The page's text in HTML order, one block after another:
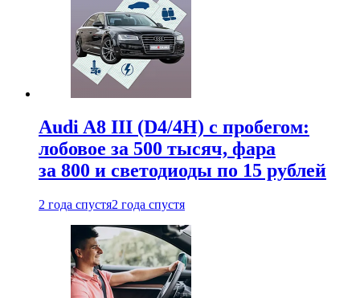
Audi A8 III (D4/4H) c пробегом:
лобовое за 500 тысяч, фара
за 800 и светодиоды по 15 рублей
2 года спустя2 года спустя